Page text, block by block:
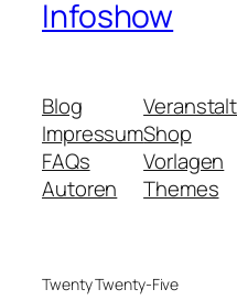
Infoshow
Blog
Impressum
FAQs
Autoren
Shop
Vorlagen
Themes
Twenty Twenty-Five